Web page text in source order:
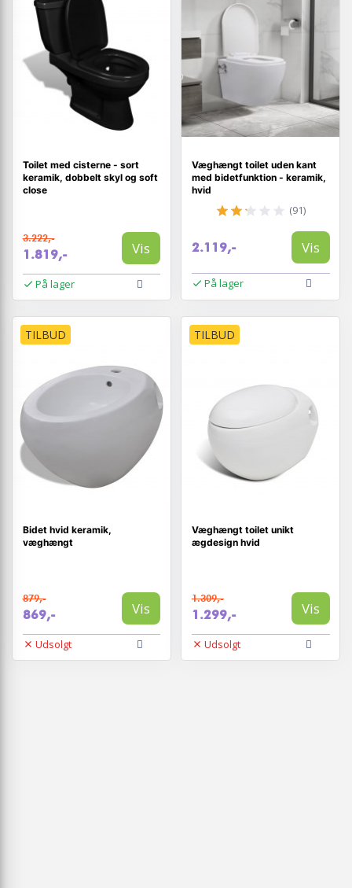
Toilet med cisterne - sort
keramik, dobbelt skyl og soft
close
3.222,-
1.819,- Vis
På lager
Væghængt toilet uden kant
med bidetfunktion - keramik,
hvid
(91)
2.119,- Vis
På lager
TILBUD
Bidet hvid keramik,
væghængt
879,-
869,- Vis
Udsolgt
TILBUD
Væghængt toilet unikt
ægdesign hvid
1.309,-
1.299,- Vis
Udsolgt